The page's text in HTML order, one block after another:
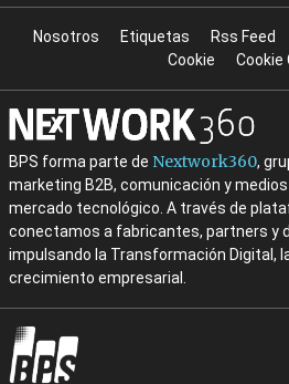
Nosotros Etiquetas Rss Feed
Cookie
Cookie
BPS forma parte de Nextwork360,
marketing B2B, comunicación y
mercado tecnológico. A través de
conectamos a fabricantes, partners y
impulsando la Transformación Digital,
crecimiento empresarial.